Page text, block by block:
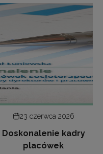
23 czerwca 2026
Doskonalenie kadry
placówek